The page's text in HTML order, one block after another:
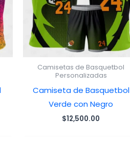
Camisetas de Basquetbol
Personalizadas
Camiseta de Basquetbol
Verde con Negro
$12,500.00